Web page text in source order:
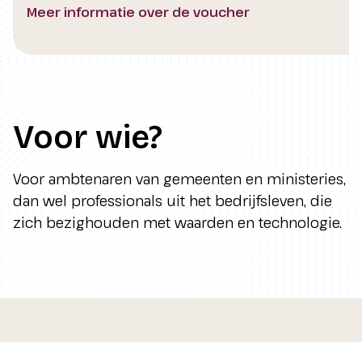
Meer informatie over de voucher
Voor wie?
Voor ambtenaren van gemeenten en ministeries,
dan wel professionals uit het bedrijfsleven, die
zich bezighouden met waarden en technologie.